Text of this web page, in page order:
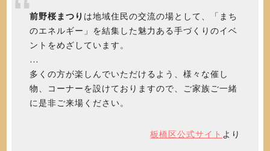
前野桜まつり は地域住民の交流の場として、「まち
のエネルギー」を結集した魅力ある手づくりのイベ
ントをめざしています。
…
多くの方が楽しんでいただけるよう、様々な催し
物、コーナーを設けておりますので、ご家族ご一緒
に是非ご来場ください。
板橋区公式サイト より